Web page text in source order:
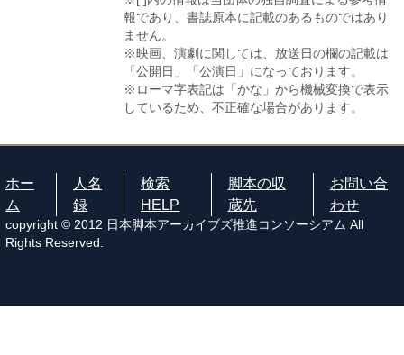
報であり、書誌原本に記載のあるものではあり
ません。
※映画、演劇に関しては、放送日の欄の記載は
「公開日」「公演日」になっております。
※ローマ字表記は「かな」から機械変換で表示
しているため、不正確な場合があります。
ホー
ム
人名
録
検索
HELP
脚本の収
蔵先
お問い合
わせ
copyright © 2012 日本脚本アーカイブズ推進コンソーシアム All
Rights Reserved.